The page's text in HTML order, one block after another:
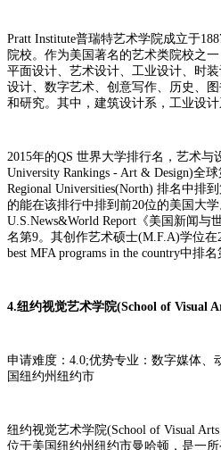
Pratt Institute普瑞特艺术学院成立于
院校。作为美国著名的艺术类院校之
平面设计、艺术设计、工业设计、时
设计、数字艺术、创意写作、历史、
和研究。其中，建筑设计系，工业设计
2015年的QS 世界大学排行名，艺术与
University Rankings - Art & Design)全
Regional Universities(North) 排名中排
的能在该排行中排到前20位的美国大学
U.S.News&World Report《美国新闻与
名第9。其创作艺术硕士(M.F.A)学位在
best MFA programs in the country中排名
4.纽约视觉艺术学院(School of Visual
申请难度：4.0;优势专业：数字媒体、
国纽约州纽约市
纽约视觉艺术学院(School of Visual
位于美国纽约州纽约市曼哈顿，是一